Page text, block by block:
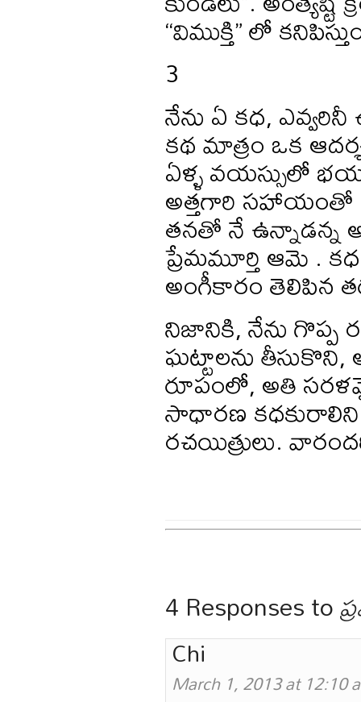
“విముక్తి” లో
3
నేను ఏ కధ,
కథ మాత్రం ఒక
ఏళ్ళ వయస్సులో
అత్తగారి సహాయంతో
తనతో నే ఉన్నాడన్న
ప్రేమమూర్తి ఆమె .
అంగీకారం తెలిపిన
నిజానికి, నేను గొప్ప
ఘట్టాలను
రూపంలో, అతి
సాధారణ
రచయిత్రులు.
4 Responses to
Chi
March 1, 2013 at 12:10